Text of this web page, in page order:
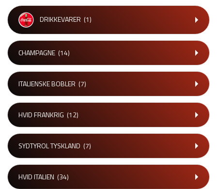
DRIKKEVARER (1)
CHAMPAGNE (14)
ITALIENSKE BOBLER (7)
HVID FRANKRIG (12)
SYDTYROL TYSKLAND (7)
HVID ITALIEN (34)